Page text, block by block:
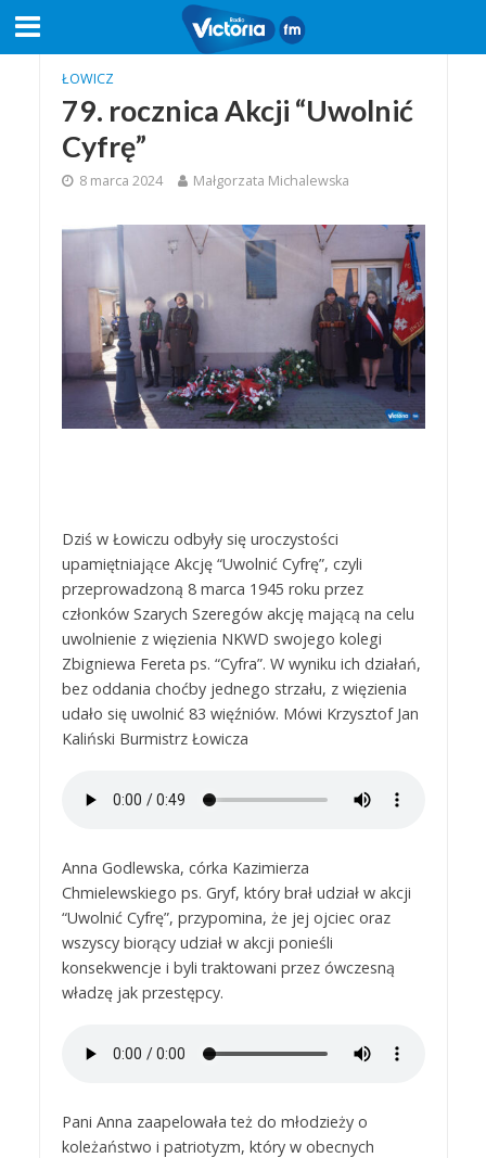
ŁOWICZ
79. rocznica Akcji “Uwolnić
Cyfrę”
8 marca 2024 Małgorzata Michalewska
Dziś w Łowiczu odbyły się uroczystości
upamiętniające Akcję “Uwolnić Cyfrę”, czyli
przeprowadzoną 8 marca 1945 roku przez
członków Szarych Szeregów akcję mającą na celu
uwolnienie z więzienia NKWD swojego kolegi
Zbigniewa Fereta ps. “Cyfra”. W wyniku ich działań,
bez oddania choćby jednego strzału, z więzienia
udało się uwolnić 83 więźniów. Mówi Krzysztof Jan
Kaliński Burmistrz Łowicza
Anna Godlewska, córka Kazimierza
Chmielewskiego ps. Gryf, który brał udział w akcji
“Uwolnić Cyfrę”, przypomina, że jej ojciec oraz
wszyscy biorący udział w akcji ponieśli
konsekwencje i byli traktowani przez ówczesną
władzę jak przestępcy.
Pani Anna zaapelowała też do młodzieży o
koleżaństwo i patriotyzm, który w obecnych